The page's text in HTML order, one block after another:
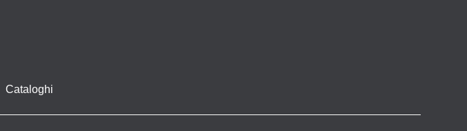
Cataloghi